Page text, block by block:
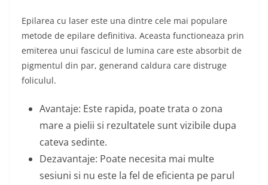
Epilarea cu laser este una dintre cele mai populare
metode de epilare definitiva. Aceasta functioneaza prin
emiterea unui fascicul de lumina care este absorbit de
pigmentul din par, generand caldura care distruge
foliculul.
Avantaje: Este rapida, poate trata o zona
mare a pielii si rezultatele sunt vizibile dupa
cateva sedinte.
Dezavantaje: Poate necesita mai multe
sesiuni si nu este la fel de eficienta pe parul